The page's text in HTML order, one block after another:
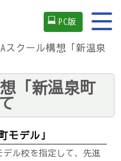
PC版
スクール構想「新温泉
「新温泉町
モデル」
ル校を指定して、先進